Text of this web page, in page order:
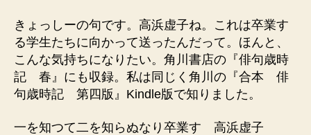
きょっしーの句です。高浜虚子ね。これは卒業す
る学生たちに向かって送ったんだって。ほんと、
こんな気持ちになりたい。角川書店の『俳句歳時
記 春』にも収録。私は同じく角川の『合本 俳
句歳時記 第四版』Kindle版で知りました。
一を知つて二を知らぬなり卒業す 高浜虚子